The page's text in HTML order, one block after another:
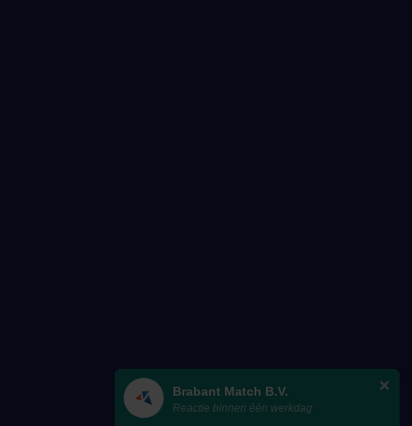
Brabant Match B.V.
Reactie binnen één werkdag